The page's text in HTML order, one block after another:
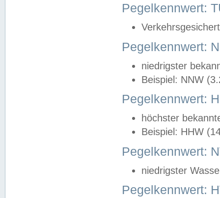
Pegelkennwert:
Pegelkennwert:
niedrigster
Beispiel: NNW
Pegelkennwert:
höchster
Beispiel: HHW
Pegelkennwert:
niedrigster
Pegelkennwert: